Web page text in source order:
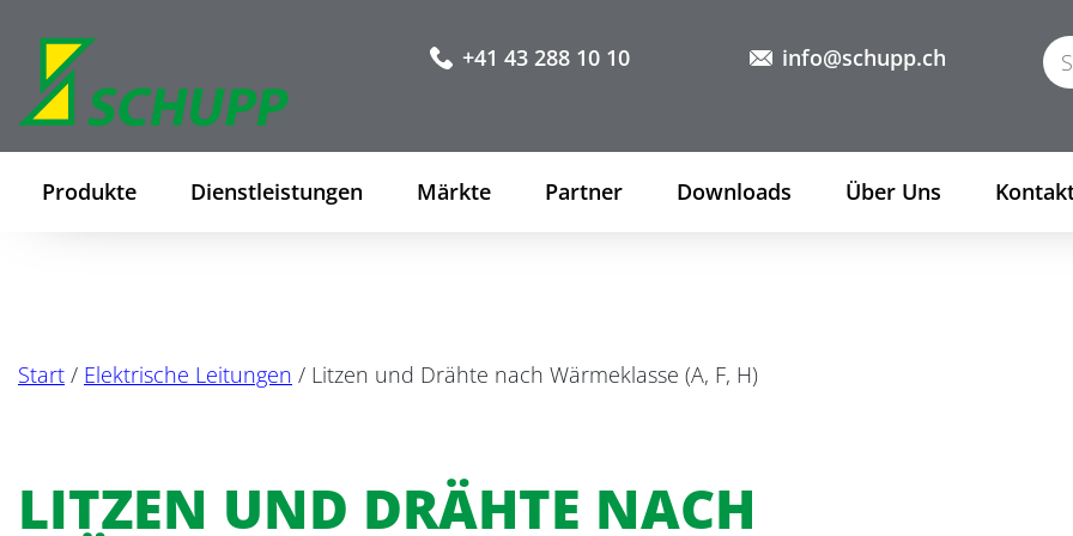
+41 43 288 10 10 info@schupp.ch
Produkte Dienstleistungen Märkte Partner Downloads Über Uns
Start / Elektrische Leitungen / Litzen und Drähte nach Wärmeklasse (A, F, H)
LITZEN UND DRÄHTE NACH